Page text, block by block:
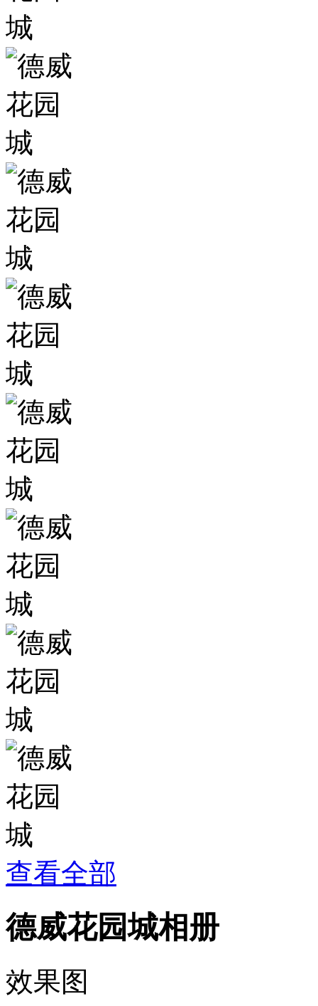
查看全部
德威花园城相册
效果图